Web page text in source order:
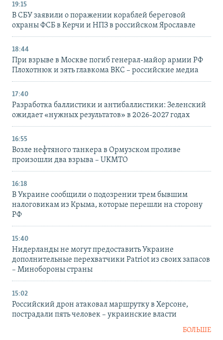
19:15
В СБУ заявили о поражении кораблей береговой
охраны ФСБ в Керчи и НПЗ в российском Ярославле
18:44
При взрыве в Москве погиб генерал-майор армии РФ
Плохотнюк и зять главкома ВКС – российские медиа
17:40
Разработка баллистики и антибаллистики: Зеленский
ожидает «нужных результатов» в 2026-2027 годах
16:55
Возле нефтяного танкера в Ормузском проливе
произошли два взрыва – UKMTO
16:18
В Украине сообщили о подозрении трем бывшим
налоговикам из Крыма, которые перешли на сторону
РФ
15:40
Нидерланды не могут предоставить Украине
дополнительные перехватчики Patriot из своих запасов
– Минобороны страны
15:02
Российский дрон атаковал маршрутку в Херсоне,
пострадали пять человек – украинские власти
БОЛЬШЕ